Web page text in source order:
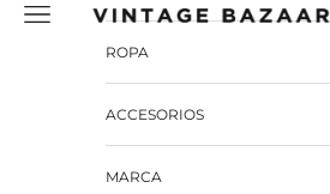
Vintage Bazaar
ROPA
ACCESORIOS
MARCA